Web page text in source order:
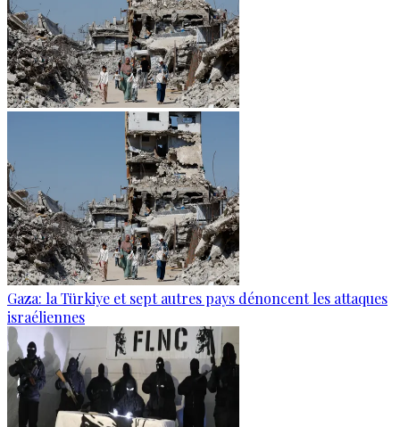
Gaza: la Türkiye et sept autres pays dénoncent les attaques
israéliennes